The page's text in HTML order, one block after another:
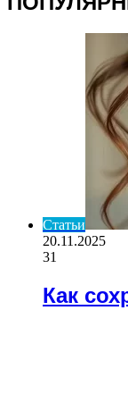
Статьи
20.11.2025
31
Как